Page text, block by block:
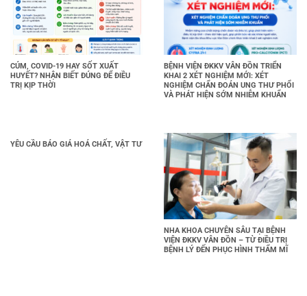
CÚM, COVID-19 HAY SỐT XUẤT
HUYẾT? NHẬN BIẾT ĐÚNG ĐỂ ĐIỀU
TRỊ KỊP THỜI
BỆNH VIỆN ĐKKV VÂN ĐỒN TRIỂN
KHAI 2 XÉT NGHIỆM MỚI: XÉT
NGHIỆM CHẨN ĐOÁN UNG THƯ PHỔI
VÀ PHÁT HIỆN SỚM NHIỄM KHUẨN
YÊU CẦU BÁO GIÁ HOÁ CHẤT, VẬT TƯ
NHA KHOA CHUYÊN SÂU TẠI BỆNH
VIỆN ĐKKV VÂN ĐỒN – TỪ ĐIỀU TRỊ
BỆNH LÝ ĐẾN PHỤC HÌNH THẨM MĨ